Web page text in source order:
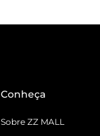
Conheça
Sobre ZZ MALL